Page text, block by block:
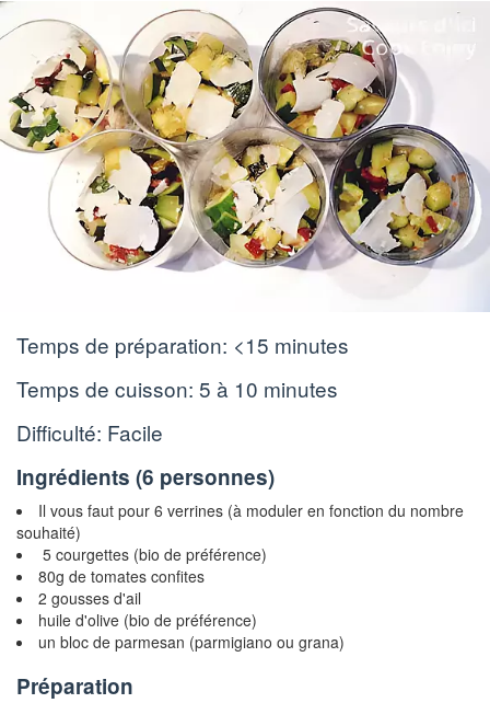
Temps de préparation: <15 minutes
Temps de cuisson: 5 à 10 minutes
Difficulté: Facile
Ingrédients (6 personnes)
Il vous faut pour 6 verrines (à moduler en fonction du nombre
souhaité)
5 courgettes (bio de préférence)
80g de tomates confites
2 gousses d'ail
huile d'olive (bio de préférence)
un bloc de parmesan (parmigiano ou grana)
Préparation